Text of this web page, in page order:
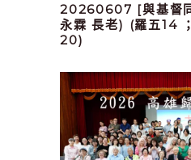
20260607 [與基督
永霖 長老) (羅五14
20)